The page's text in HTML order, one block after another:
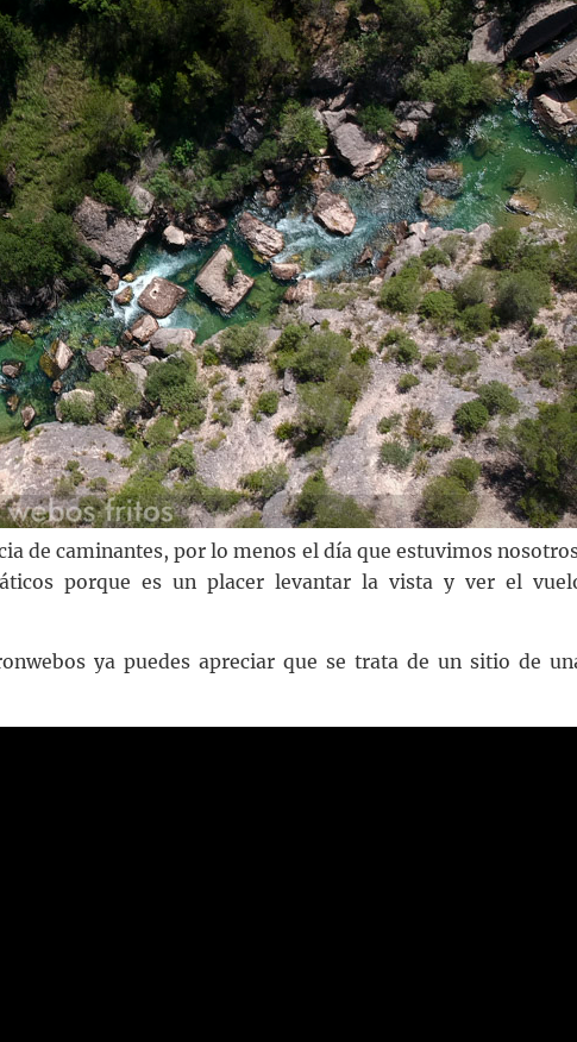
de caminantes, por lo menos el día que estuvimos
porque es un placer levantar la vista y ver el
ya puedes apreciar que se trata de un sitio de